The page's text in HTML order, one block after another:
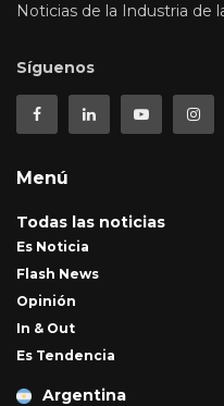
Noticias de la Industria de
Síguenos
Menú
Todas las noticias
Es Noticia
Flash News
Opinión
In & Out
Es Tendencia
Argentina